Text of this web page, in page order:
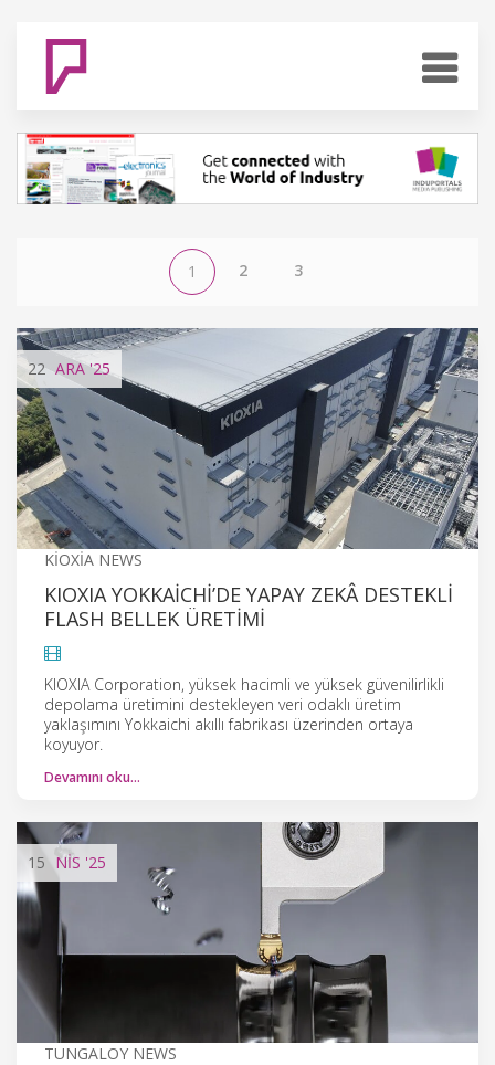
1 2 3
22 ARA'25
KIOXIA NEWS
KIOXIA YOKKAICHI’DE YAPAY ZEKÂ DESTEKLI
FLASH BELLEK ÜRETIMI
KIOXIA Corporation, yüksek hacimli ve yüksek güvenilirlikli
depolama üretimini destekleyen veri odaklı üretim
yaklaşımını Yokkaichi akıllı fabrikası üzerinden ortaya
koyuyor.
Devamını oku…
15 NIS '25
TUNGALOY NEWS